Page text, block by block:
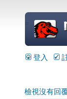
=
登入
檢視沒有回